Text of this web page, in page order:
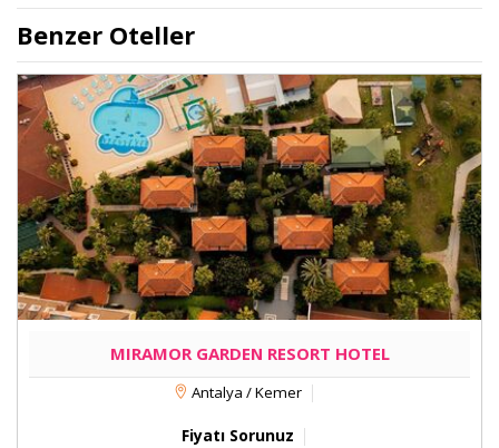
Benzer Oteller
MIRAMOR GARDEN RESORT HOTEL
Antalya / Kemer
Fiyatı Sorunuz